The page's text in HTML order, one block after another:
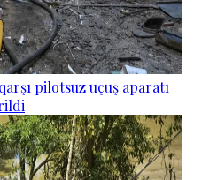
pilotsuz uçuş aparatı